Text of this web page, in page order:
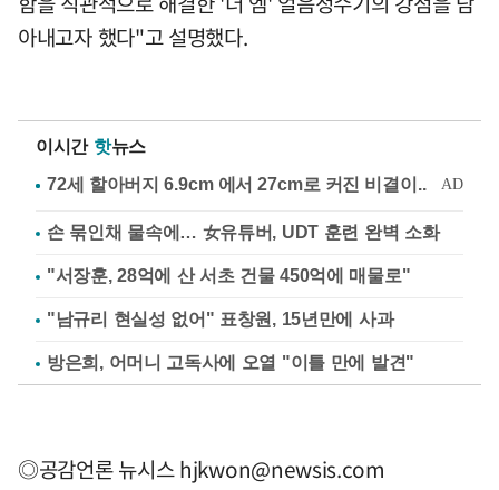
아내고자 했다"고 설명했다.
이시간 핫뉴스
손 묶인채 물속에… 女유튜버, UDT 훈련 완벽 소화
"서장훈, 28억에 산 서초 건물 450억에 매물로"
"남규리 현실성 없어" 표창원, 15년만에 사과
방은희, 어머니 고독사에 오열 "이틀 만에 발견"
◎공감언론 뉴시스hjkwon@newsis.com